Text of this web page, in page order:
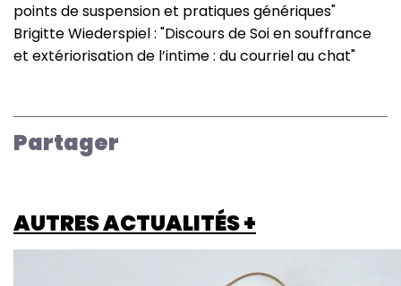
points de suspension et pratiques génériques"
Brigitte Wiederspiel : "Discours de Soi en souffrance
et extériorisation de l’intime : du courriel au chat"
Partager
AUTRES ACTUALITÉS +